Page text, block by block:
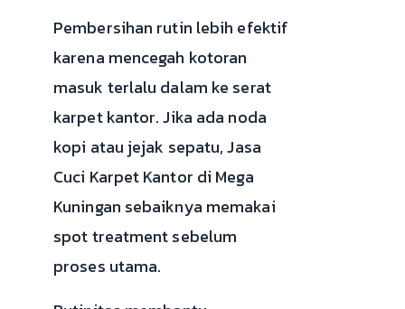
Pembersihan rutin lebih efektif
karena mencegah kotoran
masuk terlalu dalam ke serat
karpet kantor. Jika ada noda
kopi atau jejak sepatu, Jasa
Cuci Karpet Kantor di Mega
Kuningan sebaiknya memakai
spot treatment sebelum
proses utama.